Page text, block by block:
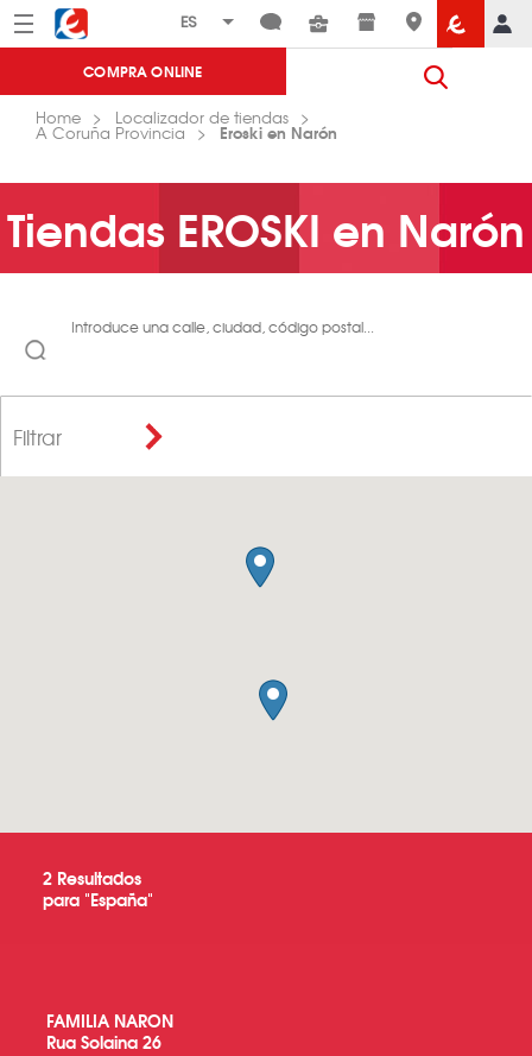
Menú Eroski
COMPRA ONLINE
Home Localizador de tiendas
A Coruña Provincia Eroski en Narón
Tiendas EROSKI en Narón
Introduce una calle, ciudad, código postal...
2Resultados
para "España"
FAMILIA NARON
Rua Solaina 26